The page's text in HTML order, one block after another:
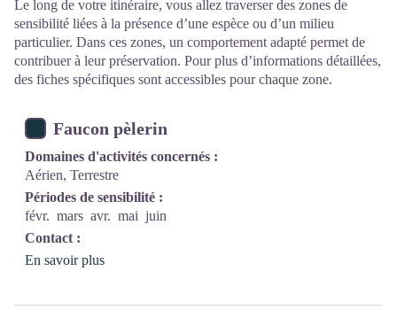
Le long de votre itinéraire, vous allez traverser des zones de
sensibilité liées à la présence d’une espèce ou d’un milieu
particulier. Dans ces zones, un comportement adapté permet de
contribuer à leur préservation. Pour plus d’informations détaillées,
des fiches spécifiques sont accessibles pour chaque zone.
Faucon pèlerin
Domaines d'activités concernés :
Aérien, Terrestre
Périodes de sensibilité :
févr. mars avr. mai juin
Contact :
En savoir plus